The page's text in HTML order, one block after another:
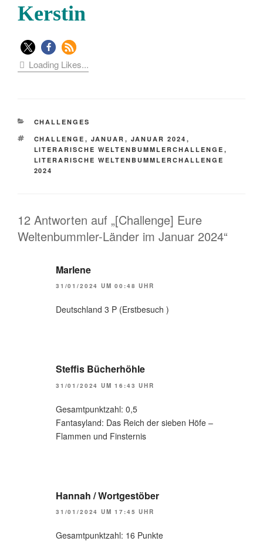
Kerstin
Loading Likes...
KATEGORIEN
CHALLENGES
SCHLAGWÖRTER
CHALLENGE , JANUAR , JANUAR 2024 ,
LITERARISCHE WELTENBUMMLERCHALLENGE ,
LITERARISCHE WELTENBUMMLERCHALLENGE
2024
12 Antworten auf „[Challenge] Eure
Weltenbummler-Länder im Januar 2024“
Marlene
31/01/2024 UM 00:48 UHR
Deutschland 3 P (Erstbesuch )
Steffis Bücherhöhle
31/01/2024 UM 16:43 UHR
Gesamtpunktzahl: 0,5
Fantasyland: Das Reich der sieben Höfe –
Flammen und Finsternis
Hannah / Wortgestöber
31/01/2024 UM 17:45 UHR
Gesamtpunktzahl: 16 Punkte